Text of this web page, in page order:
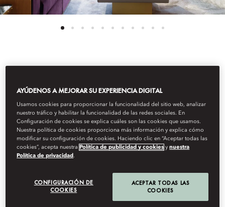
SUITE FAMILIAR HYDE
PARK
Estas suites de exquisito diseño con vistas a Hyde Park cuentan
ropa, un amplio salón y un estudio separado con un escritorio
con la superficie forrada de cuero y una cama plegable. Los dos
baños de mármol ofrecen la opción de regadera a ras de suelo
AYÚDENOS A MEJORAR SU EXPERIENCIA DIGITAL
Usamos cookies para proporcionar la funcionalidad del sitio web, analizar
nuestro tráfico y habilitar la funcionalidad de las redes sociales. En
Configuración de cookies se explica cuáles son las cookies que usamos.
Nuestra política de cookies proporciona más información y explica cómo
modificar su configuración de cookies. Haciendo clic en “Aceptar todas las
cookies”, acepta nuestra Política de publicidad y cookies ynuestra
Política de privacidad .
CONFIGURACIÓN DE
COOKIES
ACEPTAR TODAS LAS
COOKIES